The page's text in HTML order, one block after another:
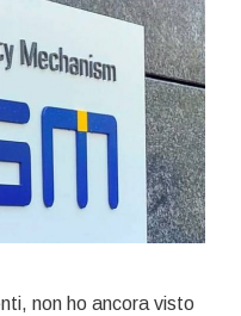
non ho ancora visto